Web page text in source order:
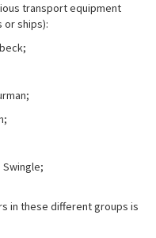
transport equipment
or ships):
Swingle;
in these different groups is